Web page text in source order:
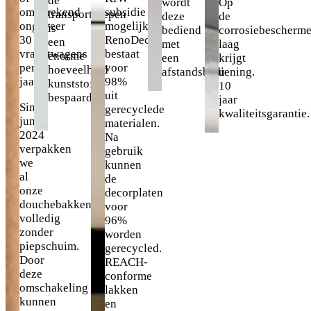
ongeveer
30
vrachtwagens
per
jaar.
juni
2024
verpakken
we
al
onze
douchebakken
volledig
zonder
piepschuim.
Door
deze
omschakeling
kunnen
we
transportgrepen
is
een
enorme
hoeveelheid
kunststof
bespaard.
mogelijk.
RenoDeco
bestaat
voor
98%
uit
gerecyclede
materialen.
Na
gebruik
kunnen
de
decorplaten
voor
96%
worden
gerecycled.
REACH-
conforme
lakken
en
vrij
deze
bediend
met
een
afstandsbediening.
de
laag
krijgt
u
10
jaar
kwaliteitsgarantie.